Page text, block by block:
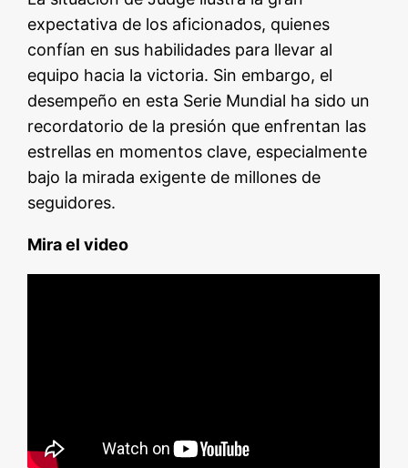
expectativa de los aficionados, quienes
confían en sus habilidades para llevar al
equipo hacia la victoria. Sin embargo, el
desempeño en esta Serie Mundial ha sido un
recordatorio de la presión que enfrentan las
estrellas en momentos clave, especialmente
bajo la mirada exigente de millones de
seguidores.
Mira el video